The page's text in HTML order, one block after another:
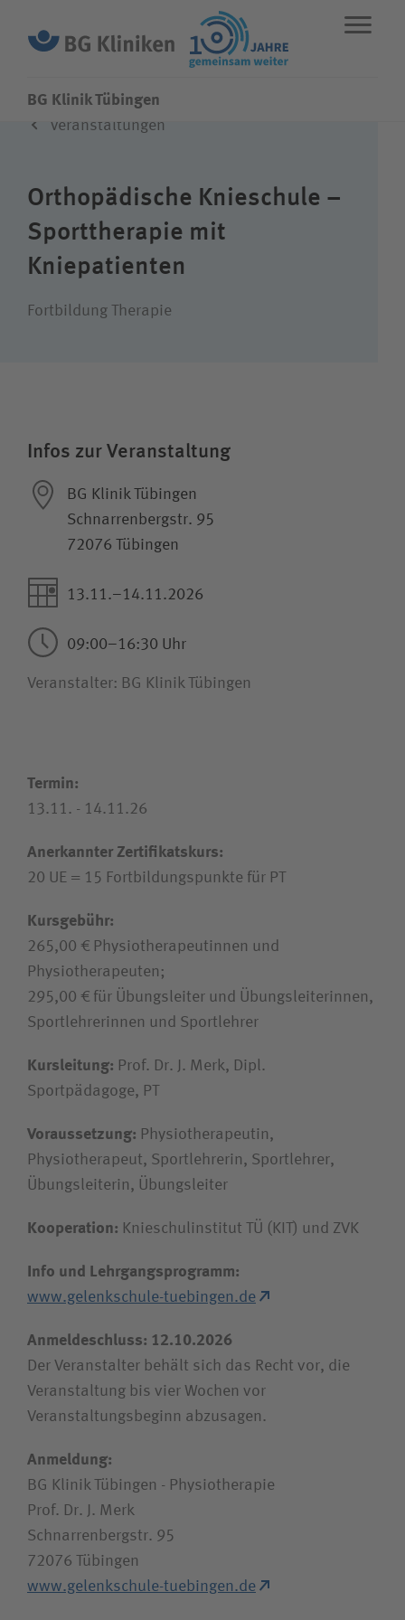
Fachbereiche
Leistungen
Wie können wir Ihnen helfen?
Suchwert
Zuweiserin / Zuweiser
Bewerberin / Bewerber
Journalistin / Journalist
BG Klinik Tübingen
Veranstaltungen
Orthopädische Knieschule –
Sporttherapie mit
Kniepatienten
Fortbildung Therapie
Infos zur Veranstaltung
BG Klinik Tübingen
Schnarrenbergstr. 95
72076 Tübingen
13.11.–14.11.2026
09:00–16:30 Uhr
Veranstalter: BG Klinik Tübingen
Termin:
13.11. - 14.11.26
Anerkannter Zertifikatskurs:
20 UE = 15 Fortbildungspunkte für PT
Kursgebühr:
265,00 € Physiotherapeutinnen und
Physiotherapeuten;
295,00 € für Übungsleiter und Übungsleiterinnen,
Sportlehrerinnen und Sportlehrer
Kursleitung: Prof. Dr. J. Merk, Dipl.
Sportpädagoge, PT
Voraussetzung: Physiotherapeutin,
Physiotherapeut, Sportlehrerin, Sportlehrer,
Übungsleiterin, Übungsleiter
Kooperation: Knieschulinstitut TÜ (KIT) und ZVK
Info und Lehrgangsprogramm:
www.gelenkschule-tuebingen.de
Anmeldeschluss: 12.10.2026
Der Veranstalter behält sich das Recht vor, die
Veranstaltung bis vier Wochen vor
Veranstaltungsbeginn abzusagen.
Anmeldung:
BG Klinik Tübingen - Physiotherapie
Prof. Dr. J. Merk
Schnarrenbergstr. 95
72076 Tübingen
www.gelenkschule-tuebingen.de